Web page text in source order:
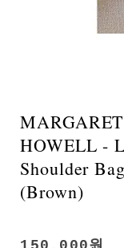
MARGARET
HOWELL -
Shoulder
(Brown)